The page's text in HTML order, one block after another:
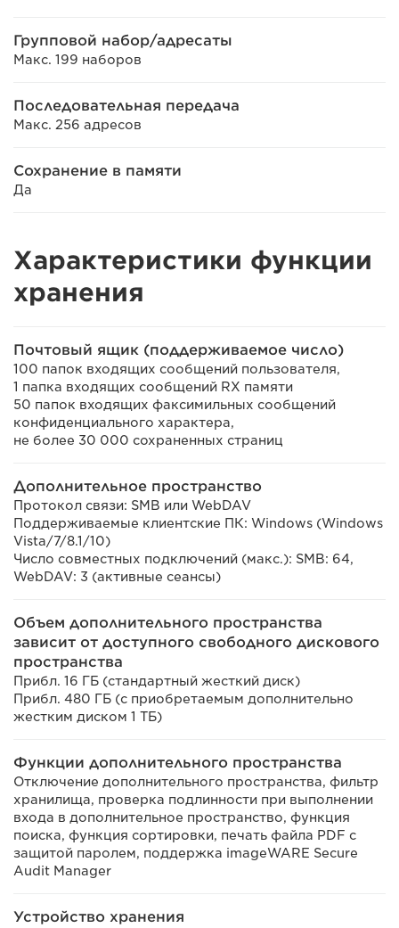
Групповой набор/адресаты
Макс. 199 наборов
Последовательная передача
Макс. 256 адресов
Сохранение в памяти
Да
Характеристики функции
хранения
Почтовый ящик (поддерживаемое число)
100 папок входящих сообщений пользователя,
1 папка входящих сообщений RX памяти
50 папок входящих факсимильных сообщений
конфиденциального характера,
не более 30 000 сохраненных страниц
Дополнительное пространство
Протокол связи: SMB или WebDAV
Поддерживаемые клиентские ПК: Windows (Windows
Vista/7/8.1/10)
Число совместных подключений (макс.): SMB: 64,
WebDAV: 3 (активные сеансы)
Объем дополнительного пространства
зависит от доступного свободного дискового
пространства
Прибл. 16 ГБ (стандартный жесткий диск)
Прибл. 480 ГБ (с приобретаемым дополнительно
жестким диском 1 ТБ)
Функции дополнительного пространства
Отключение дополнительного пространства, фильтр
хранилища, проверка подлинности при выполнении
входа в дополнительное пространство, функция
поиска, функция сортировки, печать файла PDF с
защитой паролем, поддержка imageWARE Secure
Audit Manager
Устройство хранения